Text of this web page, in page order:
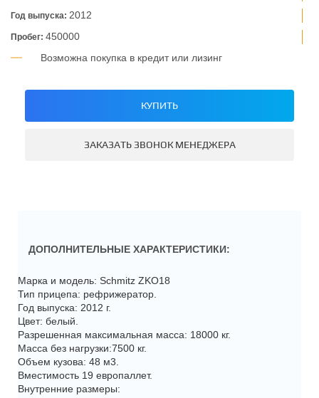
Год выпуска: 2012
Пробег: 450000
Возможна покупка в кредит или лизинг
КУПИТЬ
ЗАКАЗАТЬ ЗВОНОК МЕНЕДЖЕРА
ДОПОЛНИТЕЛЬНЫЕ ХАРАКТЕРИСТИКИ:
Марка и модель: Schmitz ZKO18
Тип прицепа: рефрижератор.
Год выпуска: 2012 г.
Цвет: белый.
Разрешенная максимальная масса: 18000 кг.
Масса без нагрузки:7500 кг.
Объем кузова: 48 м3.
Вместимость 19 европаллет.
Внутренние размеры: